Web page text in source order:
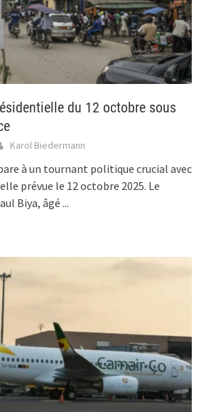
du 12 octobre sous
Karol Biedermann
à un tournant politique crucial avec
prévue le 12 octobre 2025. Le
Biya, âgé ...